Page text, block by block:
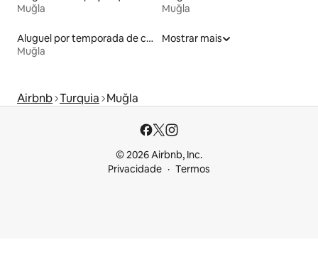
Muğla
Muğla
Aluguel por temporada de casas de hóspedes
Muğla
Mostrar mais
Airbnb Turquia Muğla
© 2026 Airbnb, Inc.
Privacidade
Termos